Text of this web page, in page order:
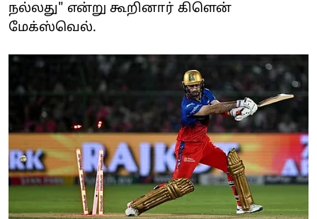
நல்லது" என்று கூறினார் கிளென்
மேக்ஸ்வெல்.